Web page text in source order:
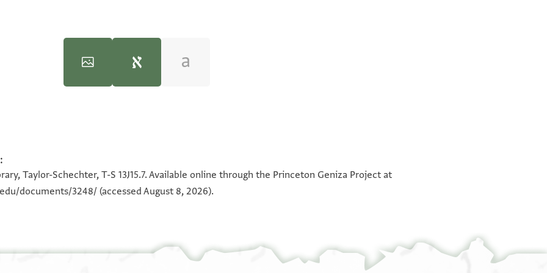
שלום מכל עברים וברכות מ.ודרים וגילות נהדרים וטובות משופרים
ושמחות מיוקרים וששונות מעוטרים וברכת מצא מאה שערים ובשבע[ים
על ראש אדנינו ושרינו וגדולינו ואבינו ג וחשובינו ומחמד עינינו והנסגל
עדינו וחמדת נפשינו ואור עינינו אשר הוא יחיד בדורו כבגק מרנא
עטרת הדרת צפירת תפארת אדורינו וגדולינו
בכל דבר חמדת הקהל [ . ב]ן אדונינו נתן השביעי בחבורה מודש
תנצבה
Taylor-Schechter, T-S 13J15.7. Available online through the Princeton Geniza Project at
documents/3248/ (accessed August 8, 2026).